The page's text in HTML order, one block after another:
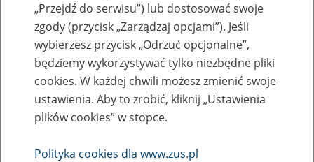
Błąd 404
Przejdź do strony głównej
„Przejdź do serwisu”) lub dostosować swoje
zgody (przycisk „Zarządzaj opcjami”). Jeśli
wybierzesz przycisk „Odrzuć opcjonalne”,
będziemy wykorzystywać tylko niezbędne pliki
cookies. W każdej chwili możesz zmienić swoje
ustawienia. Aby to zrobić, kliknij „Ustawienia
plików cookies” w stopce.
Polityka cookies dla www.zus.pl